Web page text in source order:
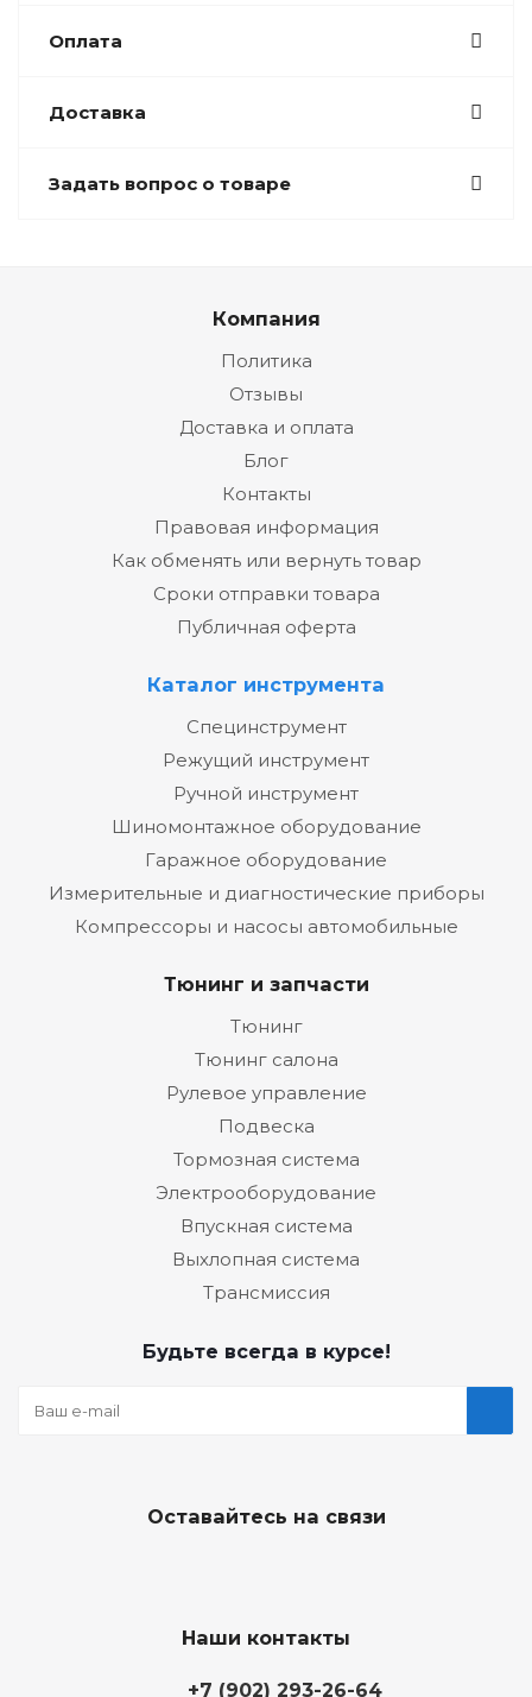
Оплата
Доставка
Задать вопрос о товаре
Компания
Политика
Отзывы
Доставка и оплата
Блог
Контакты
Правовая информация
Как обменять или вернуть товар
Сроки отправки товара
Публичная оферта
Каталог инструмента
Специнструмент
Режущий инструмент
Ручной инструмент
Шиномонтажное оборудование
Гаражное оборудование
Измерительные и диагностические приборы
Компрессоры и насосы автомобильные
Тюнинг и запчасти
Тюнинг
Тюнинг салона
Рулевое управление
Подвеска
Тормозная система
Электрооборудование
Впускная система
Выхлопная система
Трансмиссия
Будьте всегда в курсе!
Оставайтесь на связи
Наши контакты
+7 (902) 293-26-64